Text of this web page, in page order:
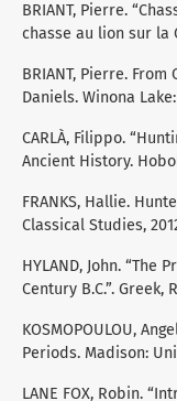
BRIANT, Pierre.
chasse au lion sur la
BRIANT, Pierre.
Daniels. Winona
CARLÀ, Filippo.
Ancient History.
FRANKS, Hallie.
Classical Studies,
HYLAND, John.
Century B.C.”. Greek,
KOSMOPOULOU,
Periods. Madison:
LANE FOX, Robin.